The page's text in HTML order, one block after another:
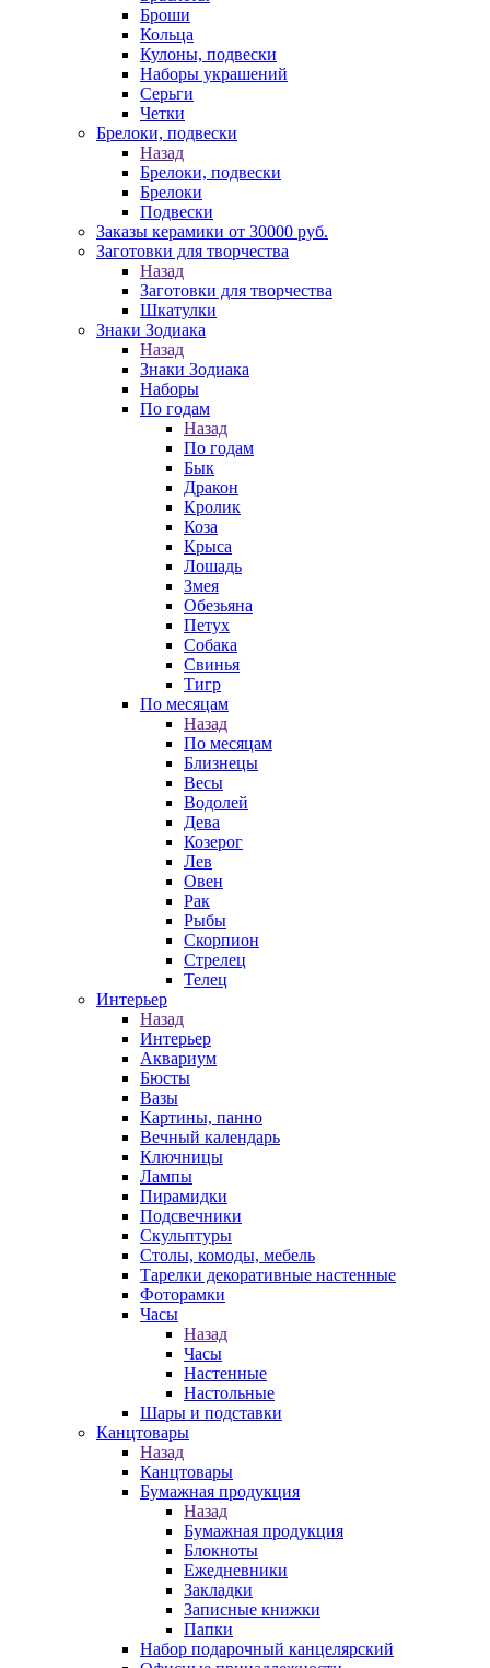
Броши
Кольца
Кулоны, подвески
Наборы украшений
Серьги
Четки
Брелоки, подвески
Назад
Брелоки, подвески
Брелоки
Подвески
Заказы керамики от 30000 руб.
Заготовки для творчества
Назад
Заготовки для творчества
Шкатулки
Знаки Зодиака
Назад
Знаки Зодиака
Наборы
По годам
Назад
По годам
Бык
Дракон
Кролик
Коза
Крыса
Лошадь
Змея
Обезьяна
Петух
Собака
Свинья
Тигр
По месяцам
Назад
По месяцам
Близнецы
Весы
Водолей
Дева
Козерог
Лев
Овен
Рак
Рыбы
Скорпион
Стрелец
Телец
Интерьер
Назад
Интерьер
Аквариум
Бюсты
Вазы
Картины, панно
Вечный календарь
Ключницы
Лампы
Пирамидки
Подсвечники
Скульптуры
Столы, комоды, мебель
Тарелки декоративные настенные
Фоторамки
Часы
Назад
Часы
Настенные
Настольные
Шары и подставки
Канцтовары
Назад
Канцтовары
Бумажная продукция
Назад
Бумажная продукция
Блокноты
Ежедневники
Закладки
Записные книжки
Папки
Набор подарочный канцелярский